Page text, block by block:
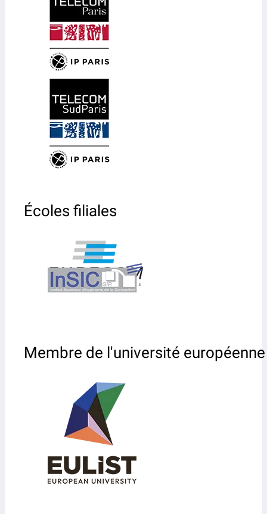
Écoles filiales
Membre de l'université européenne